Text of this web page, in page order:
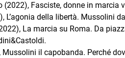
(2022), Fasciste, donne in marcia
L’agonia della libertà. Mussolini
La marcia su Roma. Da
Mussolini il capobanda. Perché